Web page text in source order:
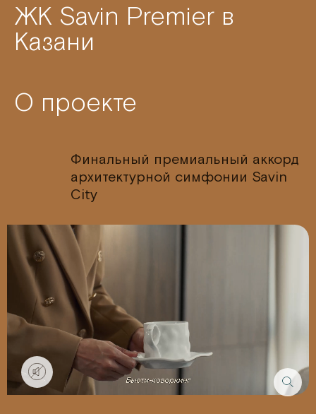
ЖК Savin Premier в
Казани
О проекте
Финальный премиальный аккорд
архитектурной симфонии Savin
City